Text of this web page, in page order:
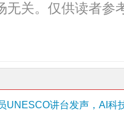
无关。仅供读者参
UNESCO讲台发声，AI科